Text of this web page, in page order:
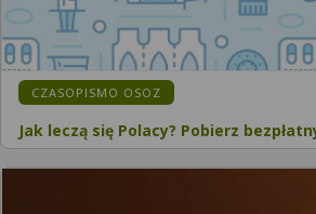
CZASOPISMO OSOZ
Jak leczą się Polacy? Pobierz